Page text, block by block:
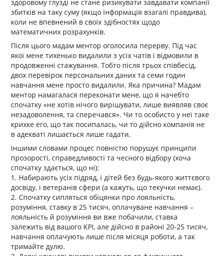
здоровому глузді не стане ризикувати завдавати компанії
збитків на таку суму (якщо інформація взагалі правдива),
коли не впевнений в своїх здібностях щодо
математичних розрахунків.
Після цього мадам ментор оголосила перерву. Під час
якої мене тихенько видалили з усіх чатів і відмовили в
продовженні стажування. Тобто після трьох співбесід,
двох перевірок персональних даних та семи годин
навчання мене просто видалили. Яка причина? Мадам
ментор намагалася переконати мене, що я начебто
спочатку «не хотів нічого вирішувати, лише виявляв своє
незадоволення, та сперечався». Чи то особисто у неї таке
крихке его, що так посипалась, чи то дійсно компанія не
в адекваті лишається лише гадати.
Іншими словами процес повністю порушує принципи
прозорості, справедливості та чесного відбору (хоча
спочатку здається, що ні):
1. Набирають усіх підряд, і дітей без будь-якого життєвого
досвіду, і ветеранів сфери (а кажуть, що текучки немає).
2. Спочатку сипляться обіцянки про лояльність,
розуміння, ставку в 25 тисяч, оплачуване навчання –
лояльність й розуміння ви вже побачили, ставка
залежить від вашого KPI, але дійсно в районі 20-25 тисяч,
навчання оплачують лише після місяця роботи, а так
тримайте дулю.